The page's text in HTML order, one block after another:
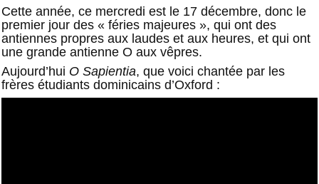
Cette année, ce mercredi est le 17 décembre, donc le
premier jour des « féries majeures », qui ont des
antiennes propres aux laudes et aux heures, et qui ont
une grande antienne O aux vêpres.
Aujourd’hui O Sapientia, que voici chantée par les
frères étudiants dominicains d’Oxford :